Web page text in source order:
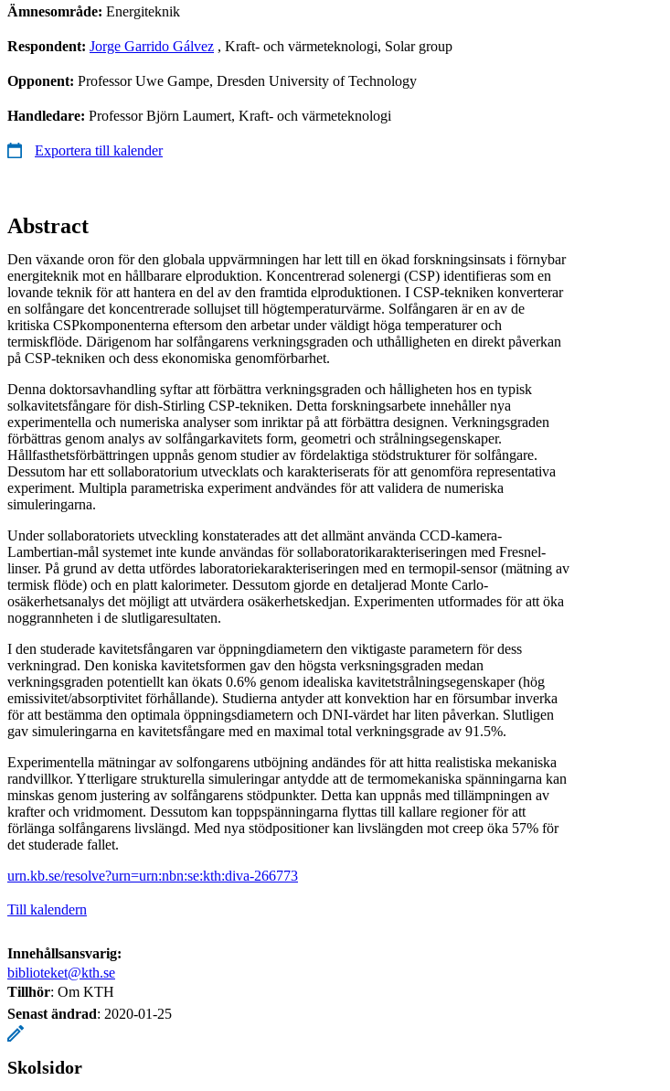
Ämnesområde: Energiteknik
Respondent: Jorge Garrido Gálvez , Kraft- och värmeteknologi, Solar group
Opponent: Professor Uwe Gampe, Dresden University of Technology
Handledare: Professor Björn Laumert, Kraft- och värmeteknologi
Exportera till kalender
Abstract
Den växande oron för den globala uppvärmningen har lett till en ökad forskningsinsats i förnybar
energiteknik mot en hållbarare elproduktion. Koncentrerad solenergi (CSP) identifieras som en
lovande teknik för att hantera en del av den framtida elproduktionen. I CSP-tekniken konverterar
en solfångare det koncentrerade sollujset till högtemperaturvärme. Solfångaren är en av de
kritiska CSPkomponenterna eftersom den arbetar under väldigt höga temperaturer och
termiskflöde. Därigenom har solfångarens verkningsgraden och uthålligheten en direkt påverkan
på CSP-tekniken och dess ekonomiska genomförbarhet.
Denna doktorsavhandling syftar att förbättra verkningsgraden och hålligheten hos en typisk
solkavitetsfångare för dish-Stirling CSP-tekniken. Detta forskningsarbete innehåller nya
experimentella och numeriska analyser som inriktar på att förbättra designen. Verkningsgraden
förbättras genom analys av solfångarkavitets form, geometri och strålningsegenskaper.
Hållfasthetsförbättringen uppnås genom studier av fördelaktiga stödstrukturer för solfångare.
Dessutom har ett sollaboratorium utvecklats och karakteriserats för att genomföra representativa
experiment. Multipla parametriska experiment andvändes för att validera de numeriska
simuleringarna.
Under sollaboratoriets utveckling konstaterades att det allmänt använda CCD-kamera-
Lambertian-mål systemet inte kunde användas för sollaboratorikarakteriseringen med Fresnel-
linser. På grund av detta utfördes laboratoriekarakteriseringen med en termopil-sensor (mätning av
termisk flöde) och en platt kalorimeter. Dessutom gjorde en detaljerad Monte Carlo-
osäkerhetsanalys det möjligt att utvärdera osäkerhetskedjan. Experimenten utformades för att öka
noggrannheten i de slutligaresultaten.
I den studerade kavitetsfångaren var öppningdiametern den viktigaste parametern för dess
verkningrad. Den koniska kavitetsformen gav den högsta verksningsgraden medan
verkningsgraden potentiellt kan ökats 0.6% genom idealiska kavitetstrålningsegenskaper (hög
emissivitet/absorptivitet förhållande). Studierna antyder att konvektion har en försumbar inverka
för att bestämma den optimala öppningsdiametern och DNI-värdet har liten påverkan. Slutligen
gav simuleringarna en kavitetsfångare med en maximal total verkningsgrade av 91.5%.
Experimentella mätningar av solfongarens utböjning andändes för att hitta realistiska mekaniska
randvillkor. Ytterligare strukturella simuleringar antydde att de termomekaniska spänningarna kan
minskas genom justering av solfångarens stödpunkter. Detta kan uppnås med tillämpningen av
krafter och vridmoment. Dessutom kan toppspänningarna flyttas till kallare regioner för att
förlänga solfångarens livslängd. Med nya stödpositioner kan livslängden mot creep öka 57% för
det studerade fallet.
urn.kb.se/resolve?urn=urn:nbn:se:kth:diva-266773
Till kalendern
Innehållsansvarig:
biblioteket@kth.se
Tillhör: Om KTH
Senast ändrad: 2020-01-25
Skolsidor